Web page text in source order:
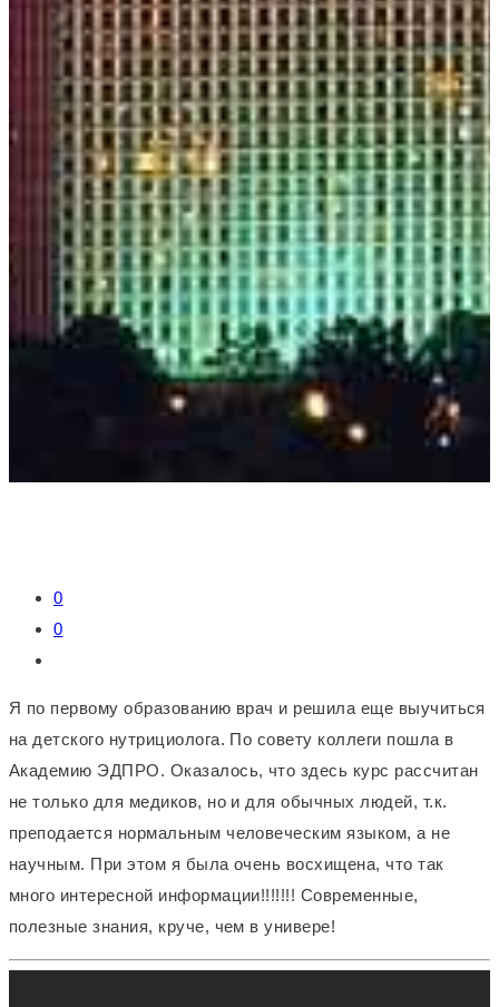
0
0
Я по первому образованию врач и решила еще выучиться
на детского нутрициолога. По совету коллеги пошла в
Академию ЭДПРО. Оказалось, что здесь курс рассчитан
не только для медиков, но и для обычных людей, т.к.
преподается нормальным человеческим языком, а не
научным. При этом я была очень восхищена, что так
много интересной информации!!!!!!! Современные,
полезные знания, круче, чем в универе!